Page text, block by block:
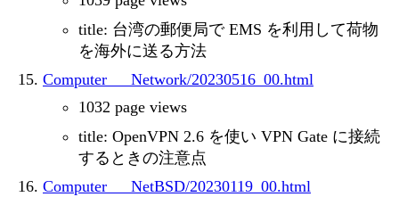
title: 台湾の郵便局で EMS を利用して荷物
を海外に送る方法
Computer___Network/20230516_00.html
1032 page views
title: OpenVPN 2.6 を使い VPN Gate に接続
するときの注意点
Computer___NetBSD/20230119_00.html